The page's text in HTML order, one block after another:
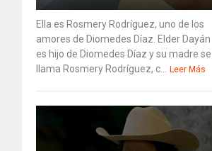
Ella es Rosmery Rodríguez, uno de los
amores de Diomedes Díaz. Elder Dayán
es hijo de Diomedes Díaz y su madre se
llama Rosmery Rodríguez, c... Leer Más